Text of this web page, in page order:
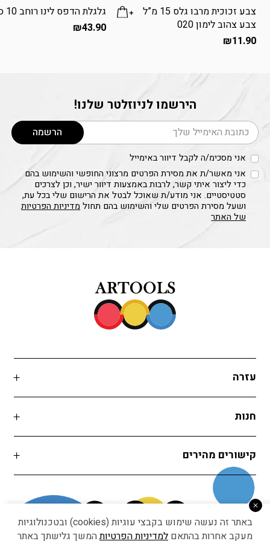
שם המוצר
גוון טוש מרבו טקסטיל בצבע כחול 053
01160003053
שם המוצר
גוון טוש מרבו טקסטיל בצבע כחול 251
מחיר
₪
מק״ט
01160003251
גוון טוש מרבו טקסטיל בצבע כתום 013
01160003013
גוון טוש מרבו טקסטיל בצבע לימון 020
מחיר
מק״ט 01160003020
גוון טוש מרבו טקסטיל בצבע צהוב 019
מחיר
9.40
מק״ט 01160003019
צבע זכוכית מרבו גלס 15 מ”ל
צבע צהוב לימון 020
₪11.90
גלגלת הדפס לינו רוחב 10 ס”מ
₪43.90
הירשמו לניוזלטר שלנו!
דוא׳׳ל הרשמה
אני מסכימ/ה לקבל דיוור באימייל
אני מאשר/ת את מסירת הפרטים מרצוני החופשי והשימוש בהם
כדי ליצור איתי קשר, לרבות באמצעות דיוור ישיר, וכן לצרכים
סטטיסטיים. אני מודע/ת שאוכל לבטל את הרישום שלי בכל עת,
ושעל מסירת הפרטים שלי והשימוש בהם תחולמדיניות הפרטיות
של האתר
עזרה
חנות
קישורים מהירים
באתר זה נעשה שימוש בקבצי עוגיות (cookies) ובטכנולוגיות
מעקב אחרות בהתאם למדיניות הפרטיותהמשך גלישתך באתר